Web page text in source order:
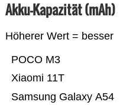
Akku-Kapazität (mAh)
Höherer Wert = besser
Samsung Galaxy A54
Xiaomi 11T
POCO M3